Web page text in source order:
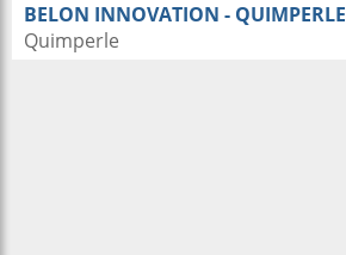
BELON INNOVATION - QUIMPERLE
Quimperle